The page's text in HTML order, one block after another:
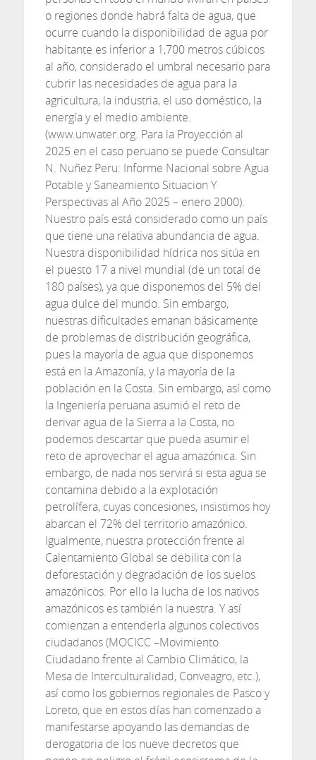
o regiones donde habrá falta de agua, que
ocurre cuando la disponibilidad de agua por
habitante es inferior a 1,700 metros cúbicos
al año, considerado el umbral necesario para
cubrir las necesidades de agua para la
agricultura, la industria, el uso doméstico, la
energía y el medio ambiente.
(www.unwater.org. Para la Proyección al
2025 en el caso peruano se puede Consultar
N. Nuñez Peru: Informe Nacional sobre Agua
Potable y Saneamiento Situacion Y
Perspectivas al Año 2025 – enero 2000).
Nuestro país está considerado como un país
que tiene una relativa abundancia de agua.
Nuestra disponibilidad hídrica nos sitúa en
el puesto 17 a nivel mundial (de un total de
180 países), ya que disponemos del 5% del
agua dulce del mundo. Sin embargo,
nuestras dificultades emanan básicamente
de problemas de distribución geográfica,
pues la mayoría de agua que disponemos
está en la Amazonía, y la mayoría de la
población en la Costa. Sin embargo, así como
la Ingeniería peruana asumió el reto de
derivar agua de la Sierra a la Costa, no
podemos descartar que pueda asumir el
reto de aprovechar el agua amazónica. Sin
embargo, de nada nos servirá si esta agua se
contamina debido a la explotación
petrolífera, cuyas concesiones, insistimos hoy
abarcan el 72% del territorio amazónico.
Igualmente, nuestra protección frente al
Calentamiento Global se debilita con la
deforestación y degradación de los suelos
amazónicos. Por ello la lucha de los nativos
amazónicos es también la nuestra. Y así
comienzan a entenderla algunos colectivos
ciudadanos (MOCICC –Movimiento
Ciudadano frente al Cambio Climático, la
Mesa de Interculturalidad, Conveagro, etc.),
así como los gobiernos regionales de Pasco y
Loreto, que en estos días han comenzado a
manifestarse apoyando las demandas de
derogatoria de los nueve decretos que